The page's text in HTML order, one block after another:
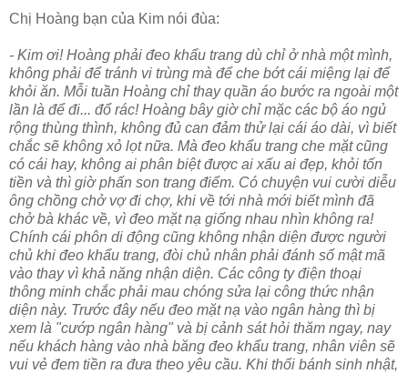
Chị Hoàng bạn của Kim nói đùa:
- Kim ơi! Hoàng phải đeo khẩu trang dù chỉ ở nhà một mình,
không phải để tránh vi trùng mà để che bớt cái miệng lại để
khỏi ăn. Mỗi tuần Hoàng chỉ thay quần áo bước ra ngoài một
lần là để đi... đổ rác! Hoàng bây giờ chỉ mặc các bộ áo ngủ
rộng thùng thình, không đủ can đảm thử lại cái áo dài, vì biết
chắc sẽ không xỏ lọt nữa. Mà đeo khẩu trang che mặt cũng
có cái hay, không ai phân biệt được ai xấu ai đẹp, khỏi tốn
tiền và thì giờ phấn son trang điểm. Có chuyện vui cười diễu
ông chồng chở vợ đi chợ, khi về tới nhà mới biết mình đã
chở bà khác về, vì đeo mặt nạ giống nhau nhìn không ra!
Chính cái phôn di động cũng không nhận diện được người
chủ khi đeo khẩu trang, đòi chủ nhân phải đánh số mật mã
vào thay vì khả năng nhận diện. Các công ty điện thoại
thông minh chắc phải mau chóng sửa lại công thức nhận
diện này. Trước đây nếu đeo mặt nạ vào ngân hàng thì bị
xem là "cướp ngân hàng" và bị cảnh sát hỏi thăm ngay, nay
nếu khách hàng vào nhà băng đeo khẩu trang, nhân viên sẽ
vui vẻ đem tiền ra đưa theo yêu cầu. Khi thổi bánh sinh nhật,